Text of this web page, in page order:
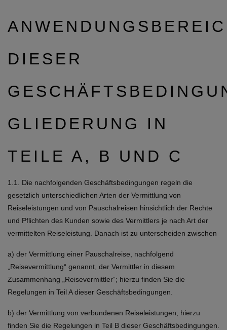
DIESER
GLIEDERUNG IN
TEILE A, B UND C
1.1. Die nachfolgenden Geschäftsbedingungen regeln die
gesetzlich unterschiedlichen Arten der Vermittlung von
Reiseleistungen und von Pauschalreisen hinsichtlich der Rechte
und Pflichten des Kunden sowie des Vermittlers je nach Art der
vermittelten Reiseleistung. Danach ist zu unterscheiden zwischen
a) der Vermittlung einer Pauschalreise, nachfolgend
„Reisevermittlung“ genannt, der Vermittler in diesem
Zusammenhang „Reisevermittler“; hierzu finden Sie die
Regelungen in Teil A dieser Geschäftsbedingungen.
b) der Vermittlung von verbundenen Reiseleistungen; hierzu
finden Sie die Regelungen in Teil B dieser Geschäftsbedingungen.